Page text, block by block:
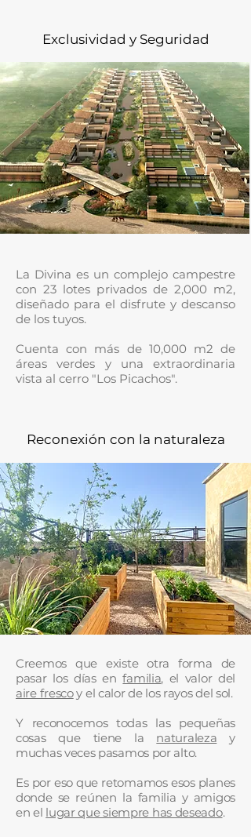
Exclusividad y Seguridad
La Divina es un complejo campestre
con 23 lotes privados de 2,000 m2,
diseñado para el disfrute y descanso
de los tuyos.
Cuenta con más de 10,000 m2 de
áreas verdes y una extraordinaria
vista al cerro "Los Picachos".
Reconexión con la naturaleza
Creemos que existe otra forma de
pasar los días enfamilia, el valor del
aire frescoy el calor de los rayos del sol.
Y reconocemos todas las pequeñas
cosas que tiene la naturaleza y
muchas veces pasamos por alto.
Es por eso que retomamos esos planes
donde se reúnen la familia y amigos
en el lugar que siempre has deseado.